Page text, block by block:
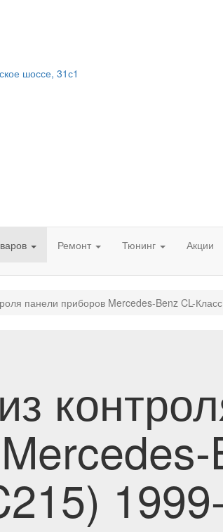
шоссе, 31с1
Ремонт Тюнинг Акции
панели приборов Mercedes-Benz CL-